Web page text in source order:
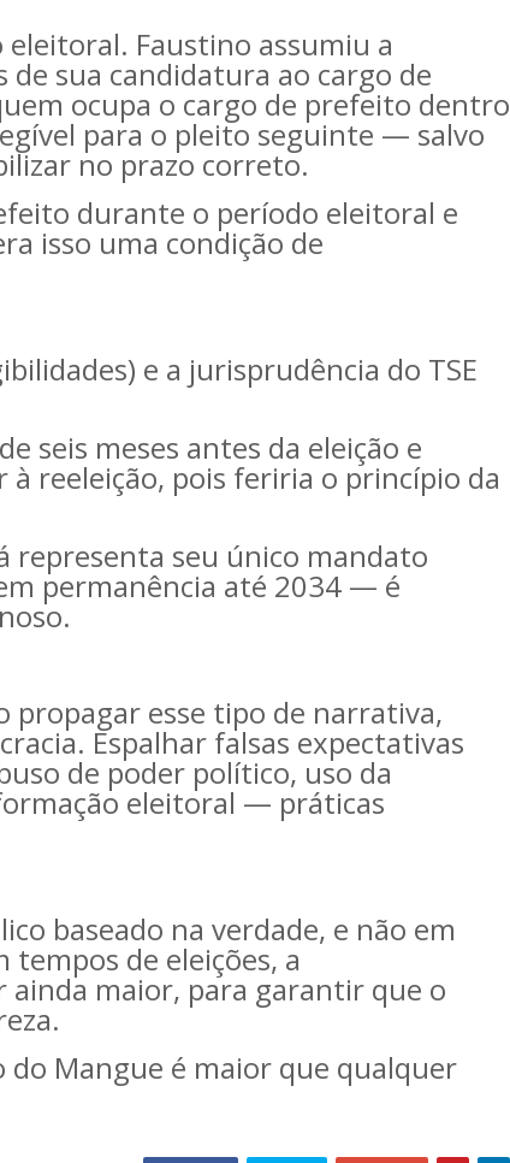
Faustino assumiu a
sua candidatura ao cargo de
ocupa o cargo de prefeito dentro
para o pleito seguinte — salvo
no prazo correto.
durante o período eleitoral e
isso uma condição de
e a jurisprudência do TSE
seis meses antes da eleição e
reeleição, pois feriria o princípio da
representa seu único mandato
permanência até 2034 — é
propagar esse tipo de narrativa,
Espalhar falsas expectativas
de poder político, uso da
eleitoral — práticas
baseado na verdade, e não em
tempos de eleições, a
ainda maior, para garantir que o
Mangue é maior que qualquer